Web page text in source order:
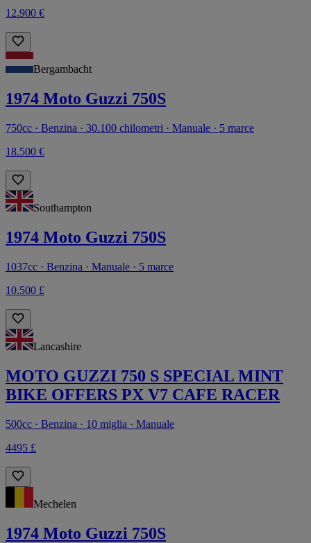
12.900 €
Bergambacht
1974 Moto Guzzi 750S
750cc · Benzina · 30.100 chilometri · Manuale · 5 marce
18.500 €
Southampton
1974 Moto Guzzi 750S
1037cc · Benzina · Manuale · 5 marce
10.500 £
Lancashire
MOTO GUZZI 750 S SPECIAL MINT
BIKE OFFERS PX V7 CAFE RACER
500cc · Benzina · 10 miglia · Manuale
4495 £
Mechelen
1974 Moto Guzzi 750S